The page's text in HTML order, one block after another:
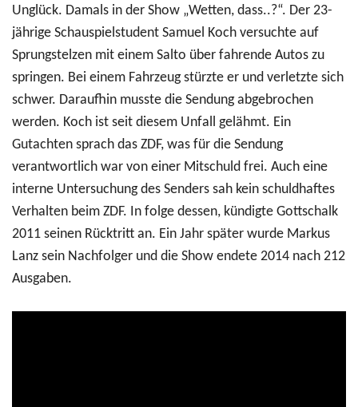
Unglück. Damals in der Show „Wetten, dass..?“. Der 23-
jährige Schauspielstudent Samuel Koch versuchte auf
Sprungstelzen mit einem Salto über fahrende Autos zu
springen. Bei einem Fahrzeug stürzte er und verletzte sich
schwer. Daraufhin musste die Sendung abgebrochen
werden. Koch ist seit diesem Unfall gelähmt. Ein
Gutachten sprach das ZDF, was für die Sendung
verantwortlich war von einer Mitschuld frei. Auch eine
interne Untersuchung des Senders sah kein schuldhaftes
Verhalten beim ZDF. In folge dessen, kündigte Gottschalk
2011 seinen Rücktritt an. Ein Jahr später wurde Markus
Lanz sein Nachfolger und die Show endete 2014 nach 212
Ausgaben.